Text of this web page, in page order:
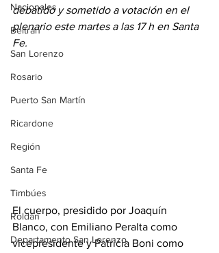
Nacionales
Beltrán
San Lorenzo
Rosario
Puerto San Martín
Ricardone
Región
Santa Fe
Timbúes
Roldán
Departamento San Lorenzo
debatido y sometido a votación en el
plenario este martes a las 17 h en Santa
Fe.
El cuerpo, presidido por Joaquín
Blanco, con Emiliano Peralta como
vicepresidente y Patricia Boni como